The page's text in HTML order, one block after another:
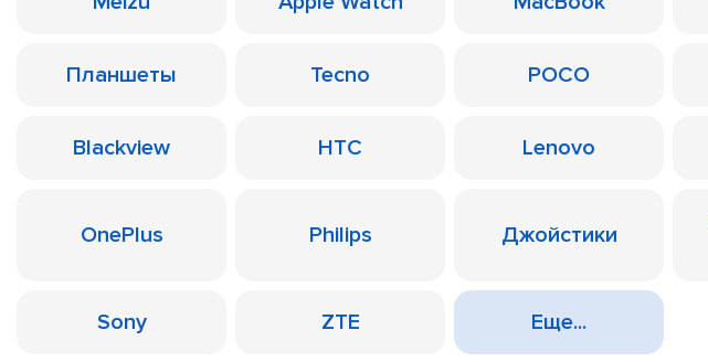
Планшеты Tecno POCO
Blackview HTC Lenovo
OnePlus Philips Джойстики
Sony ZTE Еще...